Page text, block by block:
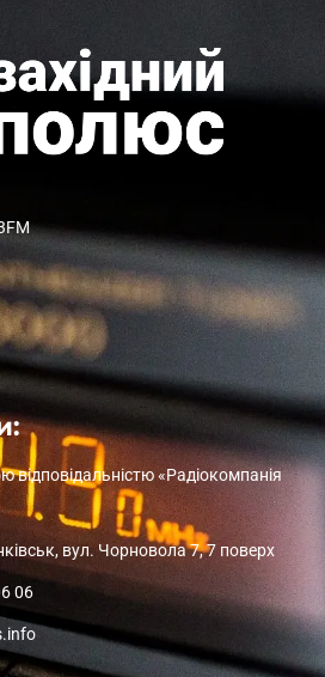
«Радіокомпанія
вул. Чорновола 7, 7 поверх
06